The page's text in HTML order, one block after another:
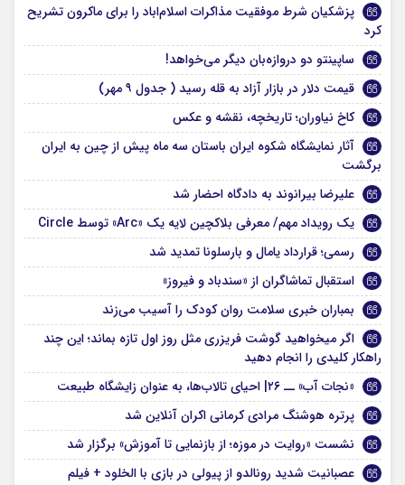
پزشکیان شرط موفقیت مذاکرات اسلام‌اباد را برای ماکرون تشریح
کرد
ساپینتو دو دروازه‌بان دیگر می‌خواهد!
قیمت دلار در بازار آزاد به قله رسید ( جدول ۹ مهر)
کاخ نیاوران؛ تاریخچه، نقشه و عکس
آثار نمایشگاه شکوه ایران باستان سه ماه پیش از چین به ایران
برگشت
علیرضا بیرانوند به دادگاه احضار شد
یک رویداد مهم/ معرفی بلاکچین لایه یک «Arc» توسط Circle
رسمی؛ قرارداد یامال و بارسلونا تمدید شد
استقبال تماشاگران از «سندباد و فیروز»
بمباران خبری سلامت روان کودک را آسیب می‌زند
اگر میخواهید گوشت فریزری مثل روز اول تازه بماند؛ این چند
راهکار کلیدی را انجام دهید
«نجات آب» ــ ۲۶| احیای تالاب‌ها، به عنوان زایشگاه طبیعت
پرتره هوشنگ مرادی کرمانی اکران آنلاین شد
نشست «روایت در موزه؛ از بازنمایی تا آموزش» برگزار شد
عصبانیت شدید رونالدو از پیولی در بازی با الخلود + فیلم